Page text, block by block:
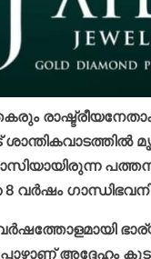
8 വര്‍ഷം
അദ്ദേഹം